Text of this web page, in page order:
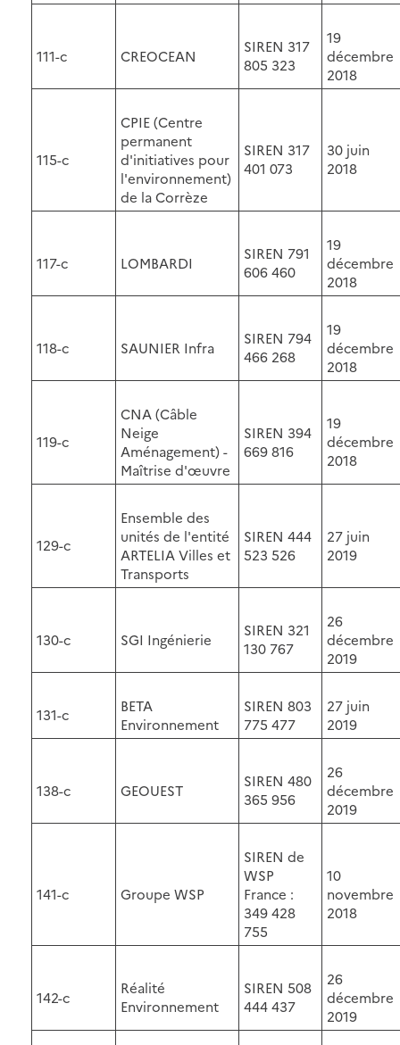
111-c CREOCEAN
SIREN 317
805 323
19
décembre
2018
115-c
CPIE (Centre
permanent
d'initiatives pour
l'environnement)
de la Corrèze
SIREN 317
401 073
30 juin
2018
117-c LOMBARDI
SIREN 791
606 460
19
décembre
2018
118-c SAUNIER Infra
SIREN 794
466 268
19
décembre
2018
119-c
CNA (Câble
Neige
Aménagement) -
Maîtrise d'œuvre
SIREN 394
669 816
19
décembre
2018
129-c
Ensemble des
unités de l'entité
ARTELIA Villes et
Transports
SIREN 444
523 526
27 juin
2019
130-c SGI Ingénierie
SIREN 321
130 767
26
décembre
2019
131-c
BETA
Environnement
SIREN 803
775 477
27 juin
2019
138-c GEOUEST
SIREN 480
365 956
26
décembre
2019
141-c Groupe WSP
SIREN de
WSP
France :
349 428
755
10
novembre
2018
142-c
Réalité
Environnement
SIREN 508
444 437
26
décembre
2019